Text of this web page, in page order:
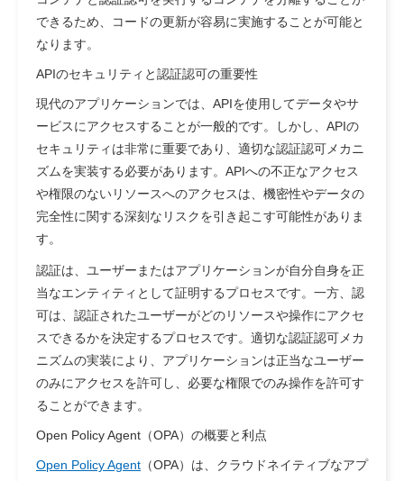
できるため、コードの更新が容易に実施することが可能と
なります。
APIのセキュリティと認証認可の重要性
現代のアプリケーションでは、APIを使用してデータやサ
ービスにアクセスすることが一般的です。しかし、APIの
セキュリティは非常に重要であり、適切な認証認可メカニ
ズムを実装する必要があります。APIへの不正なアクセス
や権限のないリソースへのアクセスは、機密性やデータの
完全性に関する深刻なリスクを引き起こす可能性がありま
す。
認証は、ユーザーまたはアプリケーションが自分自身を正
当なエンティティとして証明するプロセスです。一方、認
可は、認証されたユーザーがどのリソースや操作にアクセ
スできるかを決定するプロセスです。適切な認証認可メカ
ニズムの実装により、アプリケーションは正当なユーザー
のみにアクセスを許可し、必要な権限でのみ操作を許可す
ることができます。
Open Policy Agent（OPA）の概要と利点
Open Policy Agent （OPA）は、クラウドネイティブなアプ